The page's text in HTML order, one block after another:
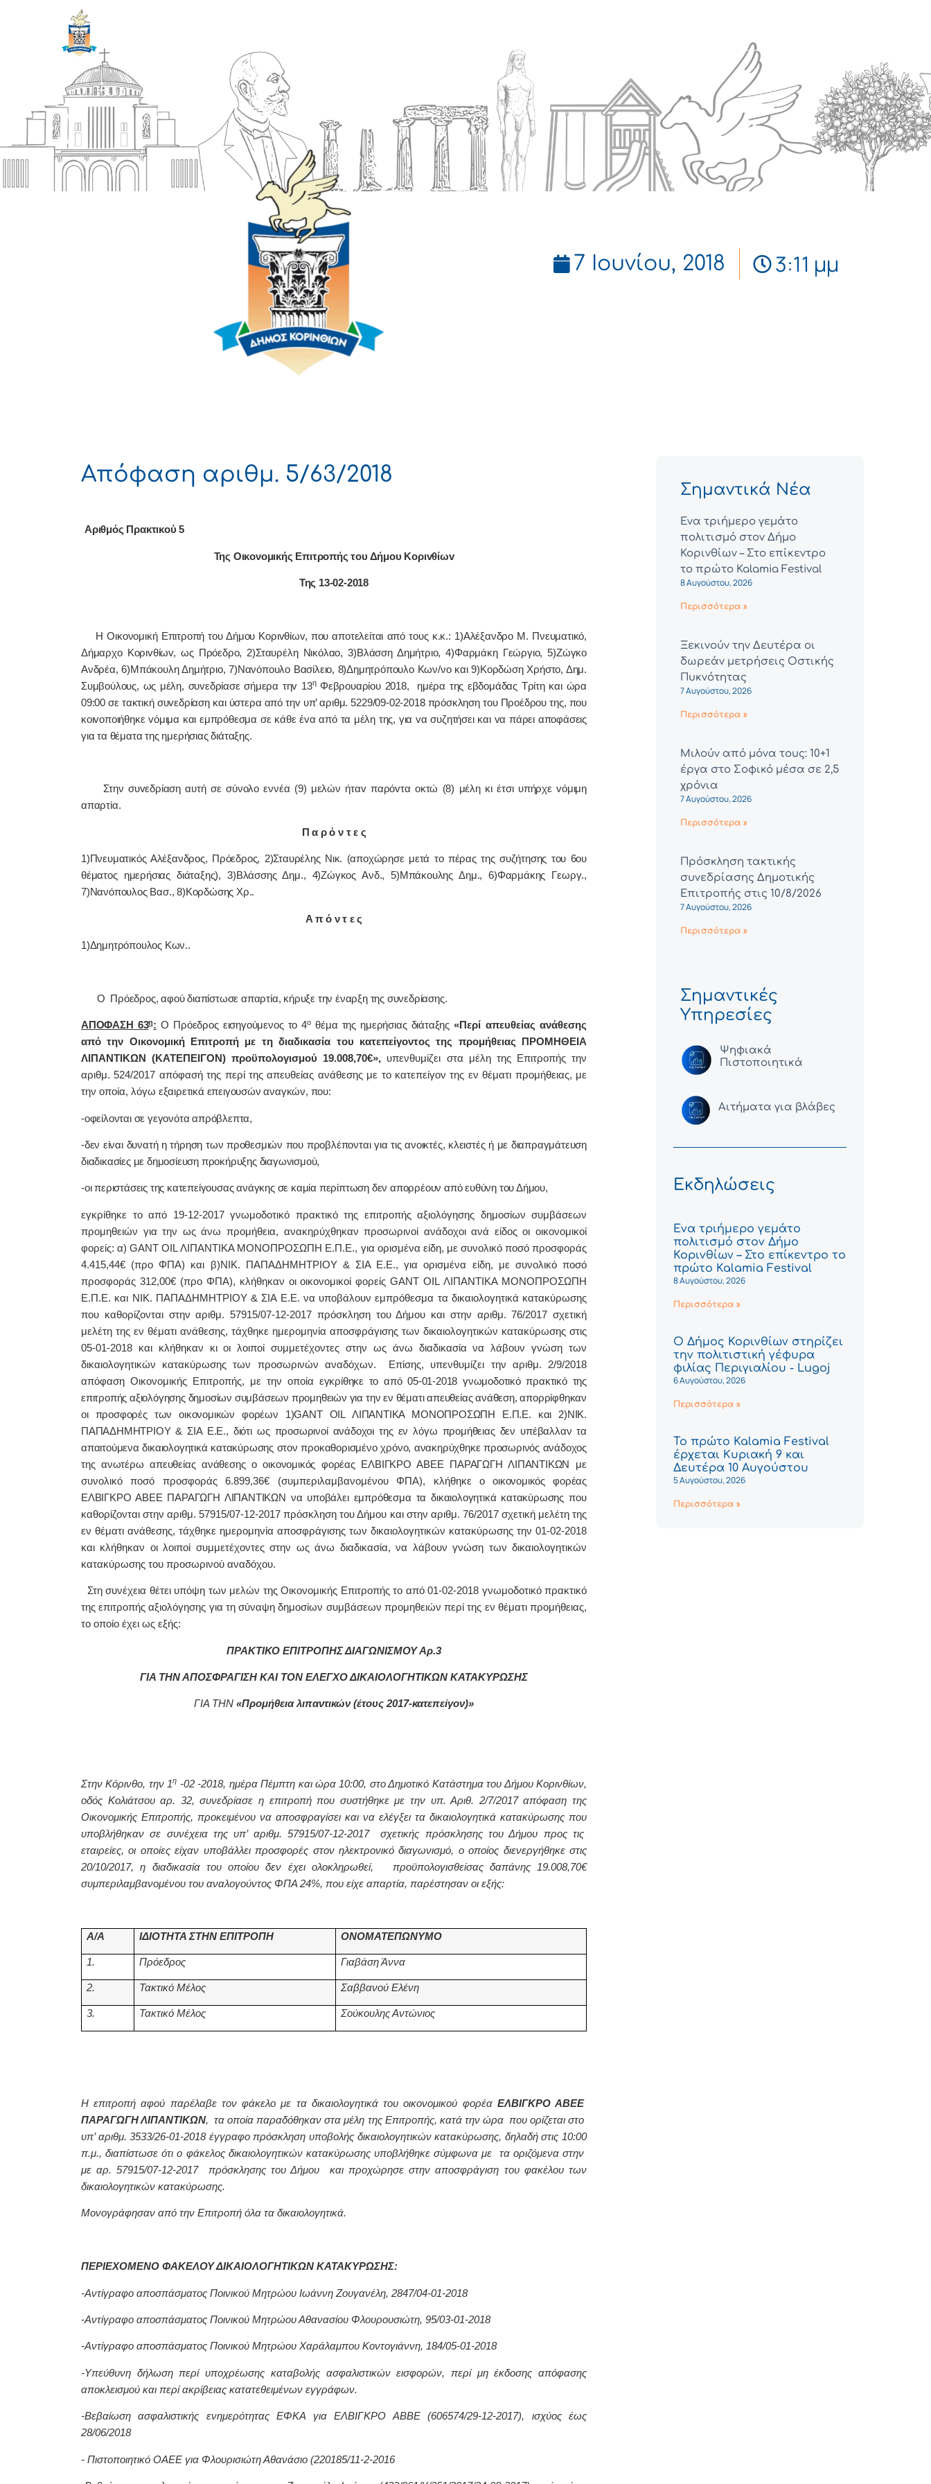
7 Ιουνίου, 2018 3:11 μμ
Απόφαση αριθμ. 5/63/2018
Αριθμός Πρακτικού 5
Της Οικονομικής Επιτρoπής τoυ Δήμoυ Κoριvθίωv
Της 13-02-2018
Η Οικονομική Επιτρoπή τoυ Δήμoυ Κoριvθίωv, πoυ απoτελείται από τoυς κ.κ.: 1)Αλέξανδρο Μ. Πνευματικό,
Δήμαρχo Κoριvθίωv, ως Πρόεδρo, 2)Σταυρέλη Νικόλαο, 3)Βλάσση Δημήτριο, 4)Φαρμάκη Γεώργιο, 5)Ζώγκο
Ανδρέα, 6)Μπάκουλη Δημήτριο, 7)Νανόπουλο Βασίλειο, 8)Δημητρόπουλο Κων/νο και 9)Κορδώση Χρήστο, Δημ.
Συμβoύλoυς, ως μέλη, συvεδρίασε σήμερα τηv 13ηΦεβρουαρίου 2018, ημέρα της εβδoμάδας Τρίτη και ώρα
09:00 σε τακτική συvεδρίαση και ύστερα από τηv υπ’ αριθμ. 5229/09-02-2018 πρόσκληση τoυ Πρoέδρoυ της, πoυ
κoιvoπoιήθηκε vόμιμα και εμπρόθεσμα σε κάθε έvα από τα μέλη της, για vα συζητήσει και vα πάρει απoφάσεις
για τα θέματα της ημερήσιας διάταξης.
Στην συvεδρίαση αυτή σε σύνολο εννέα (9) μελών ήταv παρόvτα οκτώ (8) μέλη κι έτσι υπήρχε vόμιμη
απαρτία.
Π α ρ ό ν τ ε ς
1)Πνευματικός Αλέξανδρος, Πρόεδρoς, 2)Σταυρέλης Νικ. (αποχώρησε μετά το πέρας της συζήτησης του 6ου
θέματος ημερήσιας διάταξης), 3)Βλάσσης Δημ., 4)Ζώγκος Ανδ., 5)Μπάκουλης Δημ., 6)Φαρμάκης Γεωργ.,
7)Νανόπουλος Βασ., 8)Κορδώσης Χρ..
Α π ό ν τ ε ς
1)Δημητρόπουλος Κων..
Ο Πρόεδρος, αφού διαπίστωσε απαρτία, κήρυξε την έναρξη της συνεδρίασης.
ΑΠΟΦΑΣΗ 63η: Ο Πρόεδρος εισηγούμενος το 4ο θέμα της ημερήσιας διάταξης«Περί απευθείας ανάθεσης
από την Οικονομική Επιτροπή με τη διαδικασία του κατεπείγοντος της προμήθειας ΠΡΟΜΗΘΕΙΑ
ΛΙΠΑΝΤΙΚΩΝ (ΚΑΤΕΠΕΙΓΟΝ) προϋπολογισμού 19.008,70€», υπενθυμίζει στα μέλη της Επιτροπής την
αριθμ. 524/2017 απόφασή της περί της απευθείας ανάθεσης με το κατεπείγον της εν θέματι προμήθειας, με
την οποία, λόγω εξαιρετικά επειγουσών αναγκών, που:
-οφείλονται σε γεγονότα απρόβλεπτα,
-δεν είναι δυνατή η τήρηση των προθεσμιών που προβλέπονται για τις ανοικτές, κλειστές ή με διαπραγμάτευση
διαδικασίες με δημοσίευση προκήρυξης διαγωνισμού,
-οι περιστάσεις της κατεπείγουσας ανάγκης σε καμία περίπτωση δεν απορρέουν από ευθύνη του Δήμου,
εγκρίθηκε το από 19-12-2017 γνωμοδοτικό πρακτικό της επιτροπής αξιολόγησης δημοσίων συμβάσεων
προμηθειών για την ως άνω προμήθεια, ανακηρύχθηκαν προσωρινοί ανάδοχοι ανά είδος οι οικονομικοί
φορείς: α) GANT OIL ΛΙΠΑΝΤΙΚΑ ΜΟΝΟΠΡΟΣΩΠΗ Ε.Π.Ε., για ορισμένα είδη, με συνολικό ποσό προσφοράς
4.415,44€ (προ ΦΠΑ) και β)ΝΙΚ. ΠΑΠΑΔΗΜΗΤΡΙΟΥ & ΣΙΑ Ε.Ε., για ορισμένα είδη, με συνολικό ποσό
προσφοράς 312,00€ (προ ΦΠΑ), κλήθηκαν οι οικονομικοί φορείς GANT OIL ΛΙΠΑΝΤΙΚΑ ΜΟΝΟΠΡΟΣΩΠΗ
Ε.Π.Ε. και ΝΙΚ. ΠΑΠΑΔΗΜΗΤΡΙΟΥ & ΣΙΑ Ε.Ε. να υποβάλουν εμπρόθεσμα τα δικαιολογητικά κατακύρωσης
που καθορίζονται στην αριθμ. 57915/07-12-2017 πρόσκληση του Δήμου και στην αριθμ. 76/2017 σχετική
μελέτη της εν θέματι ανάθεσης, τάχθηκε ημερομηνία αποσφράγισης των δικαιολογητικών κατακύρωσης στις
05-01-2018 και κλήθηκαν κι οι λοιποί συμμετέχοντες στην ως άνω διαδικασία να λάβουν γνώση των
δικαιολογητικών κατακύρωσης των προσωρινών αναδόχων. Επίσης, υπενθυμίζει την αριθμ. 2/9/2018
απόφαση Οικονομικής Επιτροπής, με την οποία εγκρίθηκε το από 05-01-2018 γνωμοδοτικό πρακτικό της
επιτροπής αξιολόγησης δημοσίων συμβάσεων προμηθειών για την εν θέματι απευθείας ανάθεση, απορρίφθηκαν
οι προσφορές των οικονομικών φορέων 1)GANT OIL
ΛΙΠΑΝΤΙΚΑ ΜΟΝΟΠΡΟΣΩΠΗ Ε.Π.Ε. και 2)ΝΙΚ.
ΠΑΠΑΔΗΜΗΤΡΙΟΥ & ΣΙΑ Ε.Ε., διότι ως προσωρινοί ανάδοχοι της εν λόγω προμήθειας δεν υπέβαλλαν τα
απαιτούμενα δικαιολογητικά κατακύρωσης στον προκαθορισμένο χρόνο, ανακηρύχθηκε προσωρινός ανάδοχος
της ανωτέρω απευθείας ανάθεσης ο οικονομικός φορέας ΕΛΒΙΓΚΡΟ ΑΒΕΕ ΠΑΡΑΓΩΓΗ ΛΙΠΑΝΤΙΚΩΝ
με
συνολικό ποσό προσφοράς 6.899,36€ (συμπεριλαμβανομένου ΦΠΑ), κλήθηκεο οικονομικός φορέας
ΕΛΒΙΓΚΡΟ ΑΒΕΕ ΠΑΡΑΓΩΓΗ ΛΙΠΑΝΤΙΚΩΝ να υποβάλει εμπρόθεσμα τα δικαιολογητικά κατακύρωσης που
καθορίζονται στην αριθμ. 57915/07-12-2017 πρόσκληση του Δήμου και στην αριθμ. 76/2017 σχετική μελέτη της
εν θέματι ανάθεσης, τάχθηκε ημερομηνία αποσφράγισης των δικαιολογητικών κατακύρωσης την 01-02-2018
και κλήθηκαν οι λοιποί συμμετέχοντες στην ως άνω διαδικασία, να λάβουν γνώση των δικαιολογητικών
κατακύρωσης του προσωρινού αναδόχου.
Στη συνέχεια θέτει υπόψη των μελών της Οικονομικής Επιτροπής το από 01-02-2018 γνωμοδοτικό πρακτικό
της επιτροπής αξιολόγησης για τη σύναψη δημοσίων συμβάσεων προμηθειών περί της εν θέματι προμήθειας,
το οποίο έχει ως εξής:
ΠΡΑΚΤΙΚΟ ΕΠΙΤΡΟΠΗΣ ΔΙΑΓΩΝΙΣΜΟΥ Αρ.3
ΓΙΑ ΤΗΝ ΑΠΟΣΦΡΑΓΙΣΗ ΚΑΙ ΤΟΝ ΕΛΕΓΧΟ ΔΙΚΑΙΟΛΟΓΗΤΙΚΩΝ ΚΑΤΑΚΥΡΩΣΗΣ
ΓΙΑ ΤΗΝ «Προμήθεια λιπαντικών (έτους 2017-κατεπείγον)»
Στην Κόρινθο, την 1η -02 -2018, ημέρα Πέμπτη και ώρα 10:00, στο Δημοτικό Κατάστημα του Δήμου Κορινθίων,
οδός Κολιάτσου αρ. 32, συνεδρίασε η επιτροπή που συστήθηκε με την υπ. Αριθ. 2/7/2017 απόφαση της
Οικονομικής Επιτροπής, προκειμένου να αποσφραγίσει και να ελέγξει τα δικαιολογητικά κατακύρωσης που
υποβλήθηκαν σε συνέχεια της υπ’ αριθμ. 57915/07-12-2017 σχετικής πρόσκλησης του Δήμου προς τις
εταιρείες, οι οποίες είχαν υποβάλλει προσφορές στον ηλεκτρονικό διαγωνισμό, ο οποίος διενεργήθηκε στις
20/10/2017, η διαδικασία του οποίου δεν έχει ολοκληρωθεί, προϋπολογισθείσας δαπάνης 19.008,70€
συμπεριλαμβανομένου του αναλογούντος ΦΠΑ 24%, που είχε απαρτία, παρέστησαν οι εξής:
Α/Α ΙΔΙΟΤΗΤΑ ΣΤΗΝ ΕΠΙΤΡΟΠΗ ΟΝΟΜΑΤΕΠΩΝΥΜΟ
1. Πρόεδρος Γιαβάση Άννα
2. Τακτικό Μέλος Σαββανού Ελένη
3. Τακτικό Μέλος Σούκουλης Αντώνιος
Η επιτροπή αφού παρέλαβε τον φάκελο με τα δικαιολογητικά του οικονομικού φορέα ΕΛΒΙΓΚΡΟ ΑΒΕΕ
ΠΑΡΑΓΩΓΗ ΛΙΠΑΝΤΙΚΩΝ, τα οποία παραδόθηκαν στα μέλη της Επιτροπής, κατά την ώρα που ορίζεται στο
υπ’ αριθμ. 3533/26-01-2018 έγγραφο πρόσκληση υποβολής δικαιολογητικών κατακύρωσης, δηλαδή στις 10:00
π.μ., διαπίστωσε ότι ο φάκελος δικαιολογητικών κατακύρωσης υποβλήθηκε σύμφωνα με τα οριζόμενα στην
με αρ. 57915/07-12-2017 πρόσκλησης του Δήμου και προχώρησε στην αποσφράγιση του φακέλου των
δικαιολογητικών κατακύρωσης.
Μονογράφησαν από την Επιτροπή όλα τα δικαιολογητικά.
ΠΕΡΙΕΧΟΜΕΝΟ ΦΑΚΕΛΟΥ ΔΙΚΑΙΟΛΟΓΗΤΙΚΩΝ ΚΑΤΑΚΥΡΩΣΗΣ:
-Αντίγραφο αποσπάσματος Ποινικού Μητρώου Ιωάννη Ζουγανέλη, 2847/04-01-2018
-Αντίγραφο αποσπάσματος Ποινικού Μητρώου Αθανασίου Φλουρουσιώτη, 95/03-01-2018
-Αντίγραφο αποσπάσματος Ποινικού Μητρώου Χαράλαμπου Κοντογιάννη, 184/05-01-2018
-Υπεύθυνη δήλωση περί υποχρέωσης καταβολής ασφαλιστικών εισφορών, περί μη έκδοσης απόφασης
αποκλεισμού και περί ακρίβειας κατατεθειμένων εγγράφων.
-Βεβαίωση ασφαλιστικής ενημερότητας ΕΦΚΑ για ΕΛΒΙΓΚΡΟ ΑΒΒΕ (606574/29-12-2017), ισχύος έως
28/06/2018
- Πιστοποιητικό ΟΑΕΕ για Φλουρισιώτη Αθανάσιο (220185/11-2-2016
Σημαντικά Νέα
Ένα τριήμερο γεμάτο
πολιτισμό στον Δήμο
Κορινθίων – Στο επίκεντρο
το πρώτο Kalamia Festival
8 Αυγούστου, 2026
Περισσότερα »
Ξεκινούν την Δευτέρα οι
δωρεάν μετρήσεις Οστικής
Πυκνότητας
7 Αυγούστου, 2026
Περισσότερα »
Μιλούν από μόνα τους: 10+1
έργα στο Σοφικό μέσα σε 2,5
χρόνια
7 Αυγούστου, 2026
Περισσότερα »
Πρόσκληση τακτικής
συνεδρίασης Δημοτικής
Επιτροπής στις 10/8/2026
7 Αυγούστου, 2026
Περισσότερα »
Σημαντικές
Υπηρεσίες
Ψηφιακά
Πιστοποιητικά
Αιτήματα για βλάβες
Εκδηλώσεις
Ένα τριήμερο γεμάτο
πολιτισμό στον Δήμο
Κορινθίων – Στο επίκεντρο το
πρώτο Kalamia Festival
8 Αυγούστου, 2026
Περισσότερα »
Ο Δήμος Κορινθίων στηρίζει
την πολιτιστική γέφυρα
φιλίας Περιγιαλίου - Lugoj
6 Αυγούστου, 2026
Περισσότερα »
Το πρώτο Kalamia Festival
έρχεται Κυριακή 9 και
Δευτέρα 10 Αυγούστου
5 Αυγούστου, 2026
Περισσότερα »